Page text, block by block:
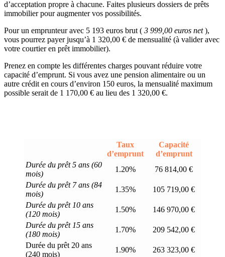
d’acceptation propre à chacune. Faites plusieurs dossiers de prêts
immobilier pour augmenter vos possibilités.
Pour un emprunteur avec 5 193 euros brut ( 3 999,00 euros net),
vous pourrez payer jusqu’à 1 320,00 € de mensualité (à valider avec
votre courtier en prêt immobilier).
Prenez en compte les différentes charges pouvant réduire votre
capacité d’emprunt. Si vous avez une pension alimentaire ou un
autre crédit en cours d’environ 150 euros, la mensualité maximum
possible serait de 1 170,00 € au lieu des 1 320,00 €.
Taux
d’emprunt
Capacité
d’emprunt
Durée du prêt 5 ans (60
mois)
1.20%
76 814,00 €
Durée du prêt 7 ans (84
mois)
1.35%
105 719,00 €
Durée du prêt 10 ans
(120 mois)
1.50%
146 970,00 €
Durée du prêt 15 ans
(180 mois)
1.70%
209 542,00 €
Durée du prêt 20 ans
(240 mois)
1.90%
263 323,00 €